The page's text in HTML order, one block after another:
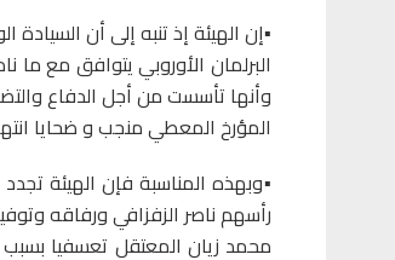
▪️إن الهيئة إذ تنبه إلى أن
البرلمان الأوروبي يتوافق مع ما
وأنها تأسست من أجل الدفاع
المؤرخ المعطي منجب و ضحايا
▪️وبهذه المناسبة فإن الهيئة
رأسهم ناصر الزفزافي ورفاقه
محمد زيان المعتقل تعسفيا